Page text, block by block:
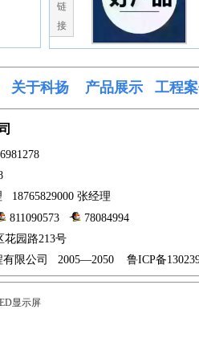
链
接
关于科扬 产品展示 工程
18765829000 张经理
811090573
78084994
花园路213号
有限公司 2005—2050 鲁ICP备
显示屏